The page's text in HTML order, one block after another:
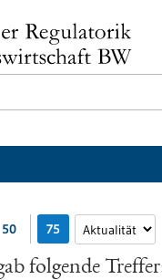
50 75
folgende